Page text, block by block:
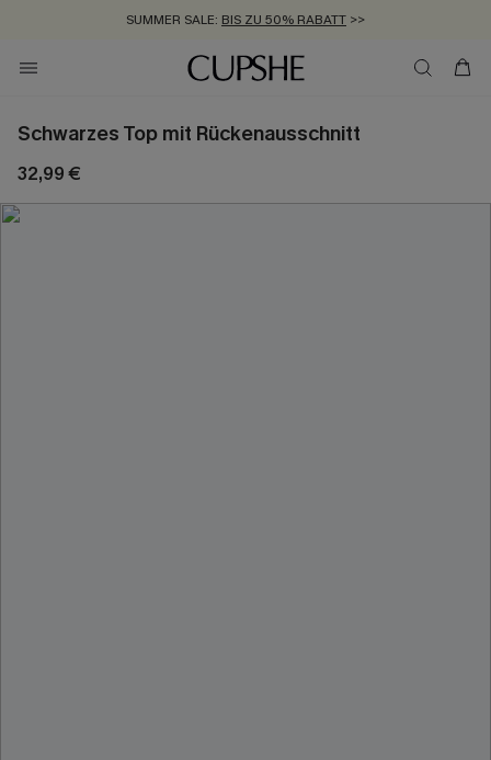
SUMMER SALE: BIS ZU 50% RABATT >>
ZUM NEWSLETTER:BIS ZU -20% EXTRA ERHALTEN
KOSTENLOSER VERSAND AB 89 €
Schwarzes Top mit Rückenausschnitt
32,99 €